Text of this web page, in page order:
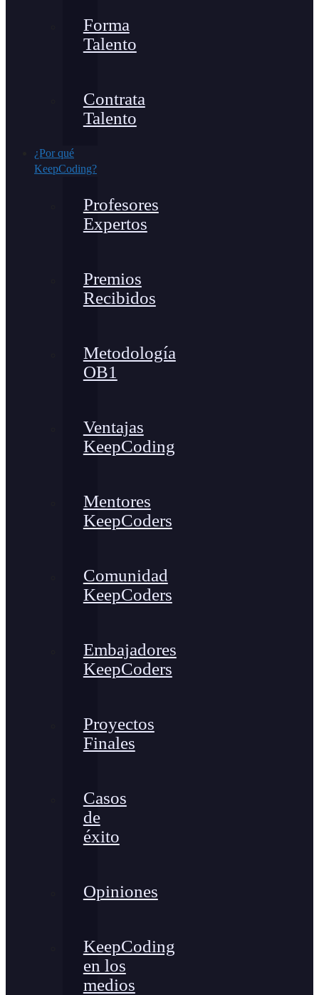
Forma
Talento
Contrata
Talento
¿Por qué
KeepCoding?
Profesores
Expertos
Premios
Recibidos
Metodología
OB1
Ventajas
KeepCoding
Mentores
KeepCoders
Comunidad
KeepCoders
Embajadores
KeepCoders
Proyectos
Finales
Casos
de
éxito
Opiniones
KeepCoding
en los
medios